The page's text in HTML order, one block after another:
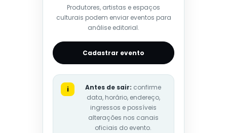
Produtores, artistas e espaços
culturais podem enviar eventos para
análise editorial.
Cadastrar evento
i Antes de sair: confirme
data, horário, endereço,
ingressos e possíveis
alterações nos canais
oficiais do evento.